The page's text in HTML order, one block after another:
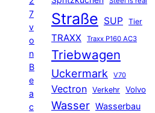
7
v
o
n
B
e
a
c
Straße SUP Tier
TRAXX Traxx P160 AC3
Triebwagen
Uckermark V70
Vectron Verkehr Volvo
Wasser Wasserbau